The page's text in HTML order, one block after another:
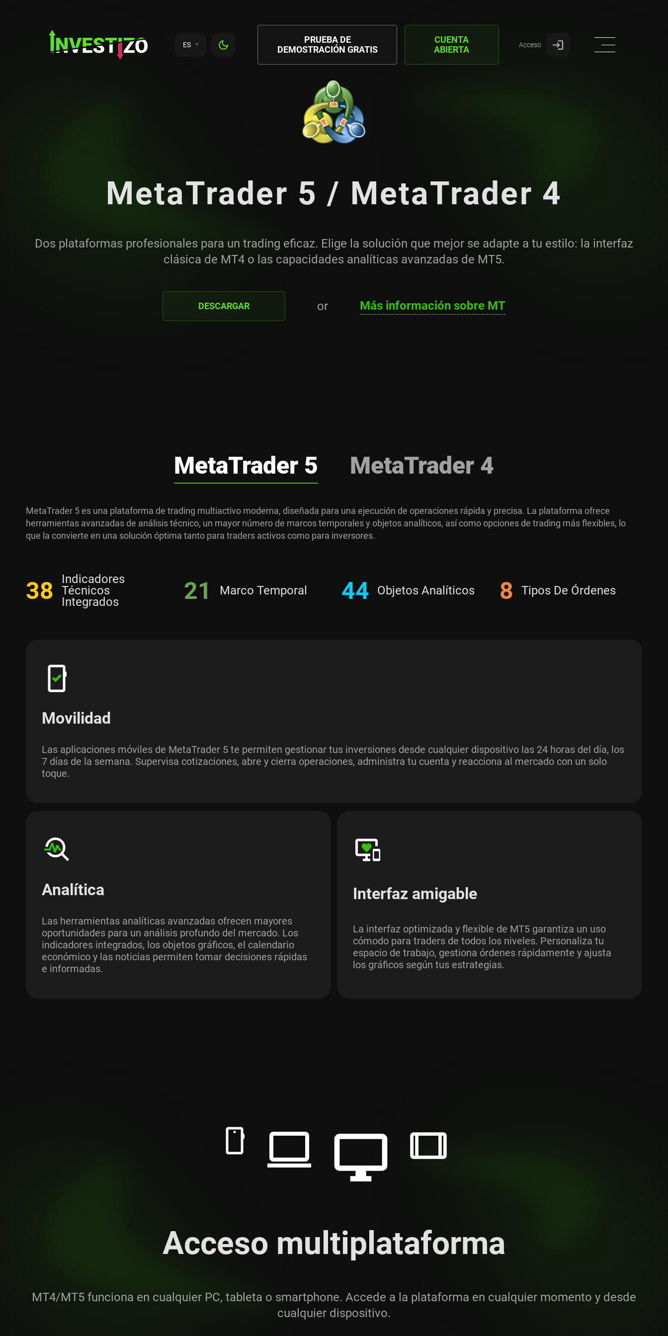
ES
PRUEBA DE
DEMOSTRACIÓN GRATIS
CUENTA
ABIERTA
Acceso
MetaTrader 5 / MetaTrader 4
Dos plataformas profesionales para un trading eficaz. Elige la solución que mejor se adapte a tu estilo: la interfaz
clásica de MT4 o las capacidades analíticas avanzadas de MT5.
DESCARGAR or Más información sobre MT
MetaTrader 5 MetaTrader 4
MetaTrader 5 es una plataforma de trading multiactivo moderna, diseñada para una ejecución de operaciones rápida y precisa. La plataforma ofrece
herramientas avanzadas de análisis técnico, un mayor número de marcos temporales y objetos analíticos, así como opciones de trading más flexibles, lo
que la convierte en una solución óptima tanto para traders activos como para inversores.
38
Indicadores
Técnicos
Integrados
21 Marco Temporal 44 Objetos Analíticos 8 Tipos De Órdenes
Movilidad
Las aplicaciones móviles de MetaTrader 5 te permiten gestionar tus inversiones desde cualquier dispositivo las 24 horas del día, los
7 días de la semana. Supervisa cotizaciones, abre y cierra operaciones, administra tu cuenta y reacciona al mercado con un solo
toque.
Analítica
Las herramientas analíticas avanzadas ofrecen mayores
oportunidades para un análisis profundo del mercado. Los
indicadores integrados, los objetos gráficos, el calendario
económico y las noticias permiten tomar decisiones rápidas
e informadas.
Interfaz amigable
La interfaz optimizada y flexible de MT5 garantiza un uso
cómodo para traders de todos los niveles. Personaliza tu
espacio de trabajo, gestiona órdenes rápidamente y ajusta
los gráficos según tus estrategias.
Acceso multiplataforma
MT4/MT5 funciona en cualquier PC, tableta o smartphone. Accede a la plataforma en cualquier momento y desde
cualquier dispositivo.